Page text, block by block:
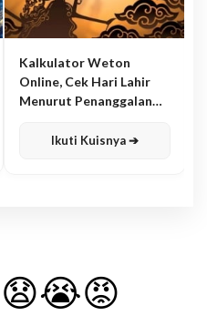
Kalkulator Weton
Online, Cek Hari Lahir
Menurut Penanggalan
Ikuti Kuisnya ➔
😧😭😡